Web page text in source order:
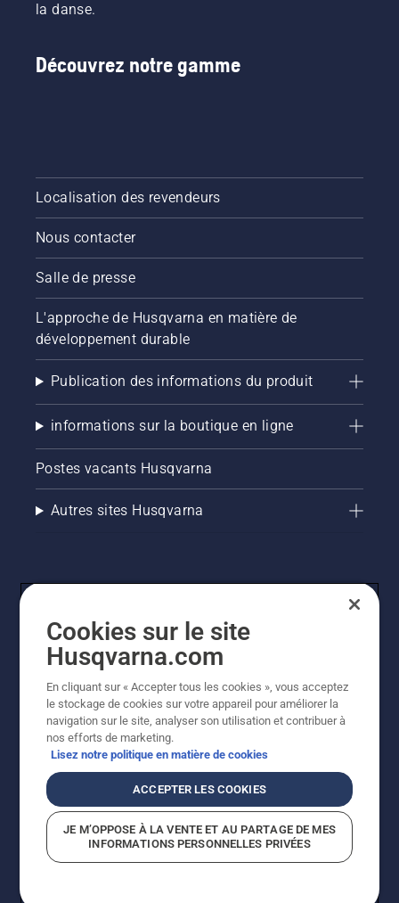
la danse.
Découvrez notre gamme
Localisation des revendeurs
Nous contacter
Salle de presse
L'approche de Husqvarna en matière de
développement durable
Publication des informations du produit
informations sur la boutique en ligne
Postes vacants Husqvarna
Autres sites Husqvarna
© Husqvarna AB (publ). Tous droits réservés. Les prix
indiqués sont des prix de vente conseillés. Tous les prix
indiqués sont des prix de vente recommandés (TVA
incluse), sauf si le produit est disponible pour un achat
direct.
Politique relative aux cookiesConditions d'utilisation
Cookies sur le site
Husqvarna.com
En cliquant sur « Accepter tous les cookies », vous acceptez
le stockage de cookies sur votre appareil pour améliorer la
navigation sur le site, analyser son utilisation et contribuer à
nos efforts de marketing.
Lisez notre politique en matière de cookies
ACCEPTER LES COOKIES
JE M’OPPOSE À LA VENTE ET AU PARTAGE DE MES
INFORMATIONS PERSONNELLES PRIVÉES